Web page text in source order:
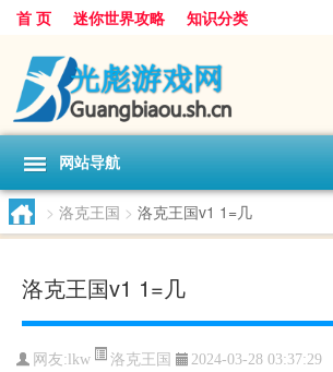
首 页 迷你世界攻略 知识分类
网站导航
> 洛克王国 > 洛克王国v1 1=几
洛克王国v1 1=几
网友: lkw 洛克王国 2024-03-28 03:37:29